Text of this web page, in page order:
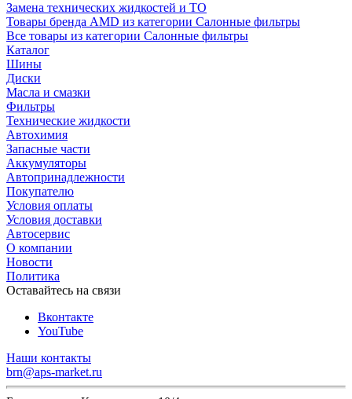
Замена технических жидкостей и ТО
Товары бренда AMD из категории Салонные фильтры
Все товары из категории Салонные фильтры
Каталог
Шины
Диски
Масла и смазки
Фильтры
Технические жидкости
Автохимия
Запасные части
Аккумуляторы
Автопринадлежности
Покупателю
Условия оплаты
Условия доставки
Автосервис
О компании
Новости
Политика
Оставайтесь на связи
Вконтакте
YouTube
Наши контакты
brn@aps-market.ru